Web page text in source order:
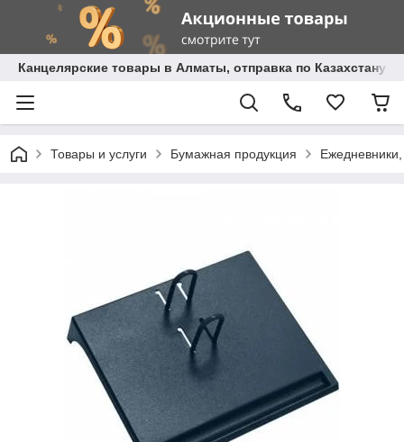
Канцелярские товары в Алматы, отправка по Казахстану.
Товары и услуги Бумажная продукция